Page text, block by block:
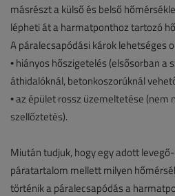
másrészt a külső és belső
lépheti át a harmatponthoz tartozó
A páralecsapódási károk lehetséges
• hiányos hőszigetelés (elsősorban a
áthidalóknál, betonkoszorúknál
• az épület rossz üzemeltetése (nem
szellőztetés).
Miután tudjuk, hogy egy adott
páratartalom mellett milyen
történik a páralecsapódás a